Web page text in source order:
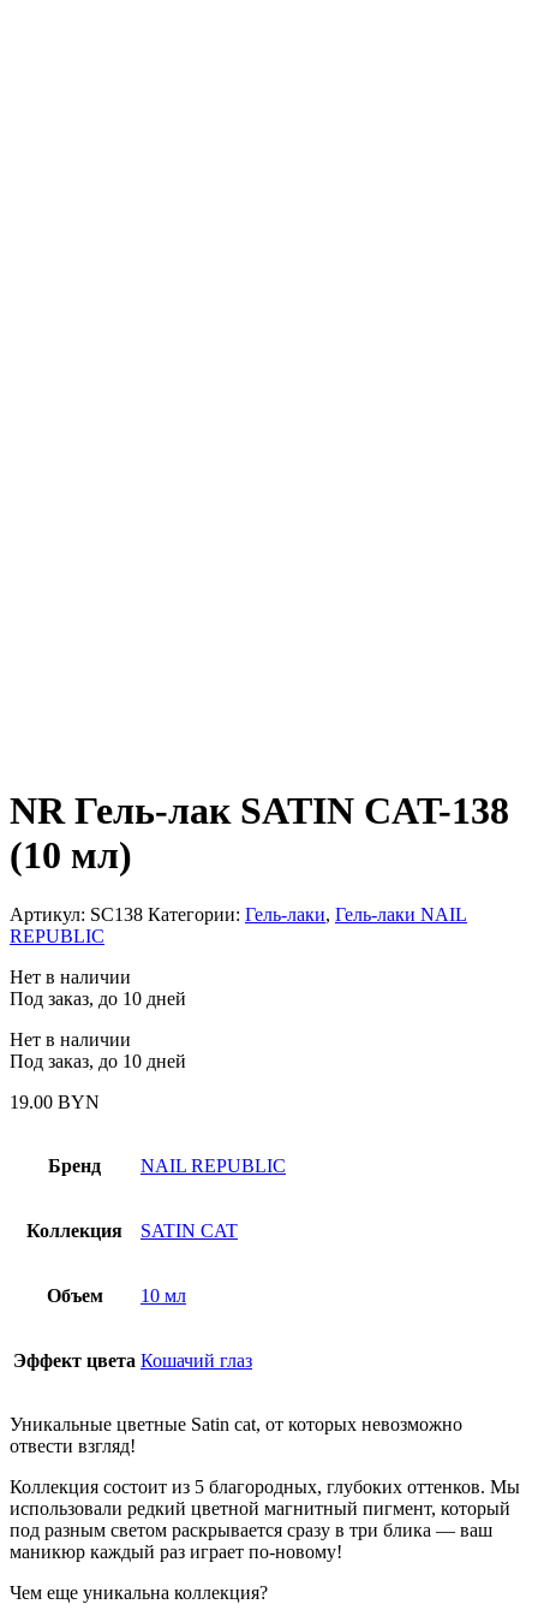
NR Гель-лак SATIN CAT-138
(10 мл)
Артикул: SC138 Категории: Гель-лаки, Гель-лаки NAIL
REPUBLIC
Нет в наличии
Под заказ, до 10 дней
Нет в наличии
Под заказ, до 10 дней
19.00 BYN
Бренд NAIL REPUBLIC
Коллекция SATIN CAT
Объем 10 мл
Эффект цвета Кошачий глаз
Уникальные цветные Satin cat, от которых невозможно
отвести взгляд!
Коллекция состоит из 5 благородных, глубоких оттенков. Мы
использовали редкий цветной магнитный пигмент, который
под разным светом раскрывается сразу в три блика — ваш
маникюр каждый раз играет по-новому!
Чем еще уникальна коллекция?